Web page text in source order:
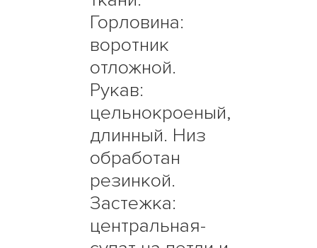
Горловина:
воротник
отложной.
Рукав:
цельнокроеный,
длинный. Низ
обработан
резинкой.
Застежка:
центральная-